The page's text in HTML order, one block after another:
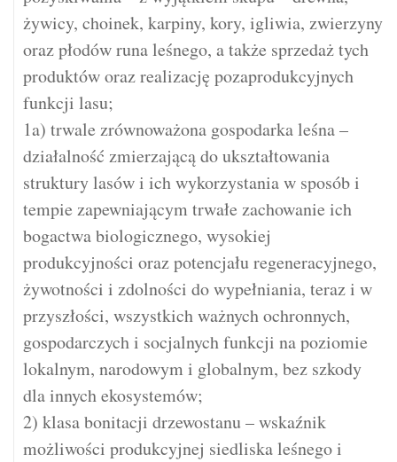
żywicy, choinek, karpiny, kory, igliwia, zwierzyny
oraz płodów runa leśnego, a także sprzedaż tych
produktów oraz realizację pozaprodukcyjnych
funkcji lasu;
1a) trwale zrównoważona gospodarka leśna –
działalność zmierzającą do ukształtowania
struktury lasów i ich wykorzystania w sposób i
tempie zapewniającym trwałe zachowanie ich
bogactwa biologicznego, wysokiej
produkcyjności oraz potencjału regeneracyjnego,
żywotności i zdolności do wypełniania, teraz i w
przyszłości, wszystkich ważnych ochronnych,
gospodarczych i socjalnych funkcji na poziomie
lokalnym, narodowym i globalnym, bez szkody
dla innych ekosystemów;
2) klasa bonitacji drzewostanu – wskaźnik
możliwości produkcyjnej siedliska leśnego i